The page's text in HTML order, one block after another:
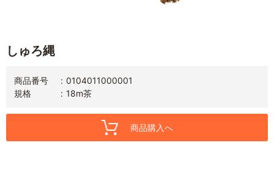
しゅろ縄
商品番号
0104011000001
規格
18m茶
商品購入へ